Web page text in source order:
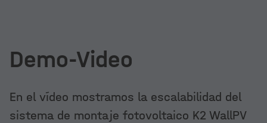
Demo-Video
En el vídeo mostramos la escalabilidad del
sistema de montaje fotovoltaico K2 WallPV